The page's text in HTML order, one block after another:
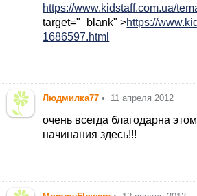
https://www.kidstaff.com.ua/
target="_blank" >https://
1686597.html
Людмилка77 • 11 апреля 2012
очень всегда благодарна
начинания здесь!!!